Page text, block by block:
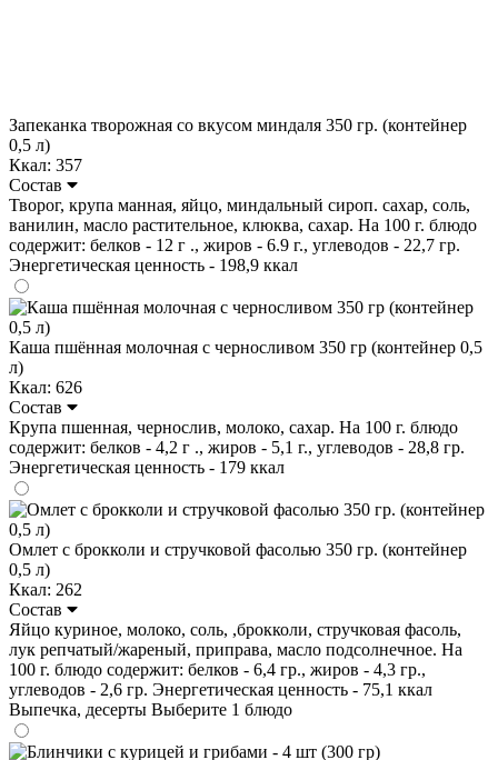
Запеканка творожная со вкусом миндаля 350 гр. (контейнер
0,5 л)
Ккал: 357
Состав
Творог, крупа манная, яйцо, миндальный сироп. сахар, соль,
ванилин, масло растительное, клюква, сахар. На 100 г. блюдо
содержит: белков - 12 г ., жиров - 6.9 г., углеводов - 22,7 гр.
Энергетическая ценность - 198,9 ккал
Каша пшённая молочная с черносливом 350 гр (контейнер 0,5
л)
Ккал: 626
Состав
Крупа пшенная, чернослив, молоко, сахар. На 100 г. блюдо
содержит: белков - 4,2 г ., жиров - 5,1 г., углеводов - 28,8 гр.
Энергетическая ценность - 179 ккал
Омлет с брокколи и стручковой фасолью 350 гр. (контейнер
0,5 л)
Ккал: 262
Состав
Яйцо куриное, молоко, соль, ,брокколи, стручковая фасоль,
лук репчатый/жареный, приправа, масло подсолнечное. На
100 г. блюдо содержит: белков - 6,4 гр., жиров - 4,3 гр.,
углеводов - 2,6 гр. Энергетическая ценность - 75,1 ккал
Выпечка, десерты Выберите 1 блюдо